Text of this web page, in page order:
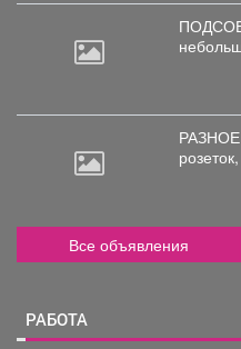
розеток,
Все объявления
РАБОТА